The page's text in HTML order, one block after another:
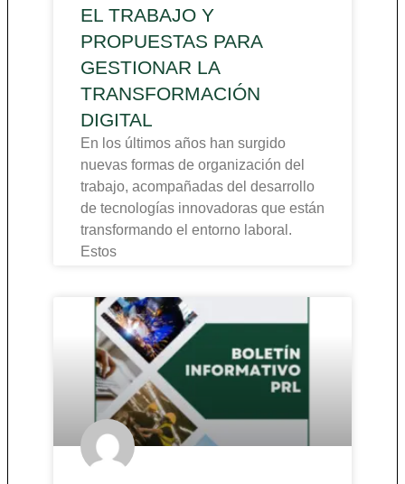
EL TRABAJO Y
PROPUESTAS PARA
GESTIONAR LA
TRANSFORMACIÓN
DIGITAL
En los últimos años han surgido
nuevas formas de organización del
trabajo, acompañadas del desarrollo
de tecnologías innovadoras que están
transformando el entorno laboral.
Estos